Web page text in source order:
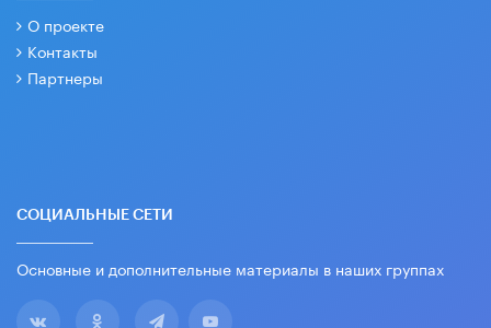
О проекте
Контакты
Партнеры
СОЦИАЛЬНЫЕ СЕТИ
Основные и дополнительные материалы в наших группах